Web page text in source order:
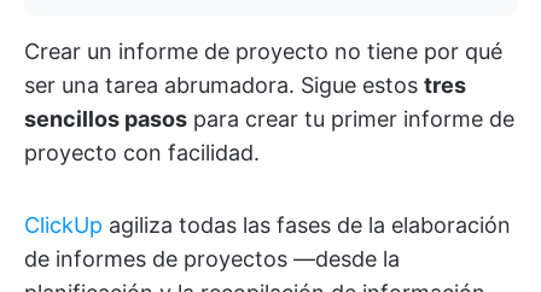
Crear un informe de proyecto no tiene por qué
ser una tarea abrumadora. Sigue estos tres
sencillos pasos para crear tu primer informe de
proyecto con facilidad.
ClickUp agiliza todas las fases de la elaboración
de informes de proyectos —desde la